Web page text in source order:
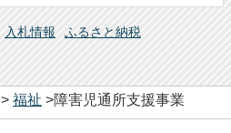
入札情報
ふるさと納税
> 福祉 >障害児通所支援事業